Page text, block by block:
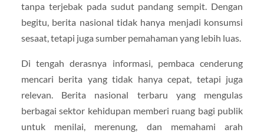
tanpa terjebak pada sudut pandang sempit. Dengan
begitu, berita nasional tidak hanya menjadi konsumsi
sesaat, tetapi juga sumber pemahaman yang lebih luas.
Di tengah derasnya informasi, pembaca cenderung
mencari berita yang tidak hanya cepat, tetapi juga
relevan. Berita nasional terbaru yang mengulas
berbagai sektor kehidupan memberi ruang bagi publik
untuk menilai, merenung, dan memahami arah